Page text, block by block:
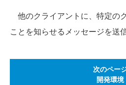
他のクライアントに、特定の
ことを知らせるメッセージを送
次のペー
開発環境